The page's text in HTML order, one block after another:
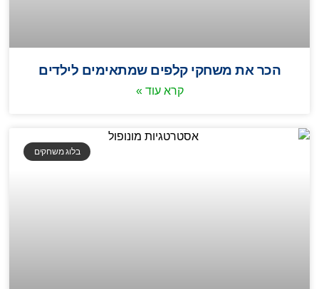
הכר את משחקי קלפים שמתאימים לילדים
קרא עוד »
בלוג משחקים